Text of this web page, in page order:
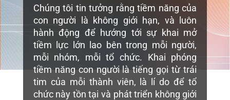
Chúng tôi tin tưởng rằng tiềm năng của
con người là không giới hạn, và luôn
hành động để hướng tới sự khai mở
tiềm lực lớn lao bên trong mỗi người,
mỗi nhóm, mỗi tổ chức. Khai phóng
tiềm năng con người là tiếng gọi từ trái
tim của mỗi thành viên, là lí do để tổ
chức này tồn tại và phát triển không giới